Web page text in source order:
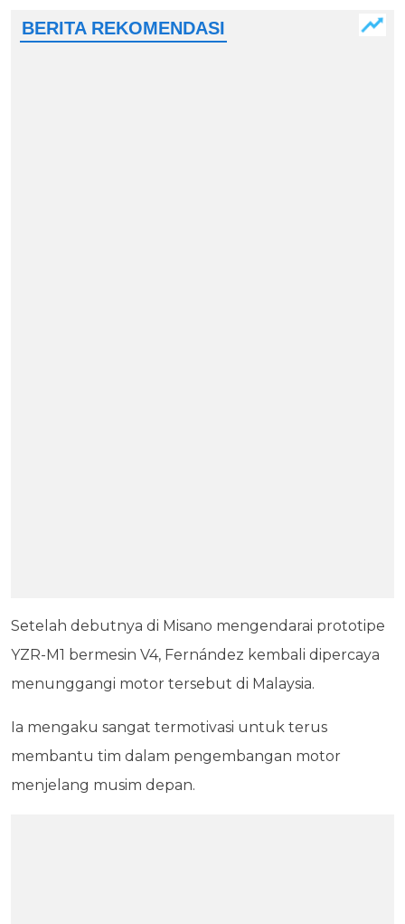
Setelah debutnya di Misano mengendarai prototipe
YZR-M1 bermesin V4, Fernández kembali dipercaya
menunggangi motor tersebut di Malaysia.
Ia mengaku sangat termotivasi untuk terus
membantu tim dalam pengembangan motor
menjelang musim depan.